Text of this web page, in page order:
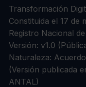
Transformación
Constituida el 17 de
Registro Nacional
Versión: v1.0
Naturaleza:
(Versión publicada
ANTAL)